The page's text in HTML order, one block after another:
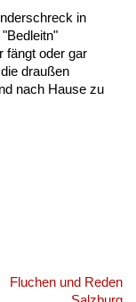
in
fängt oder gar
draußen
nach Hause zu
Fluchen und Reden